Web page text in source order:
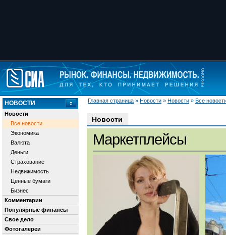
Главная страница » Новости » Новости » Все
НОВОСТИ
Новости
Все новости
Экономика
Валюта
Деньги
Страхование
Недвижимость
Ценные бумаги
Бизнес
Комментарии
Популярные финансы
Свое дело
Фотогалереи
Новости
Маркетплейсы